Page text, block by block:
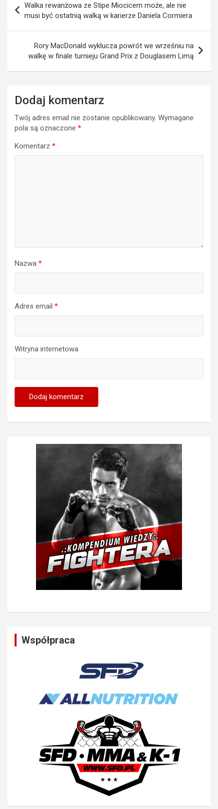
wpisu
Walka rewanżowa ze Stipe Miocicem może, ale nie
musi być ostatnią walką w karierze Daniela Cormiera
Rory MacDonald wyklucza powrót we wrześniu na
walkę w finale turnieju Grand Prix z Douglasem Limą
Dodaj komentarz
Twój adres email nie zostanie opublikowany. Wymagane
pola są oznaczone *
Komentarz *
Nazwa *
Adres email *
Witryna internetowa
Współpraca